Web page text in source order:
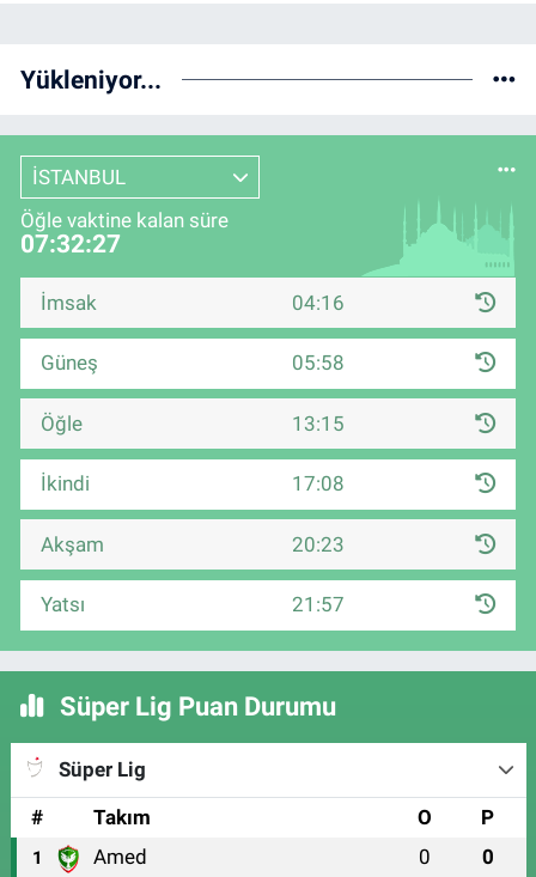
Yükleniyor...
İSTANBUL
Öğle vaktine kalan süre
07:32:27
İmsak 04:16
Güneş 05:58
Öğle 13:15
İkindi 17:08
Akşam 20:23
Yatsı 21:57
Süper Lig Puan Durumu
Süper Lig
#
Takım O P
1 Amed 0 0